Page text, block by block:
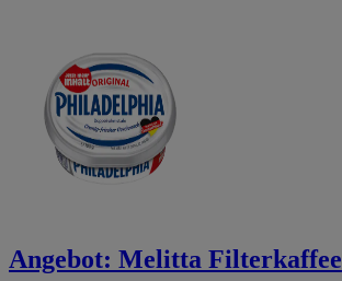
Angebot: Melitta Filterkaffee